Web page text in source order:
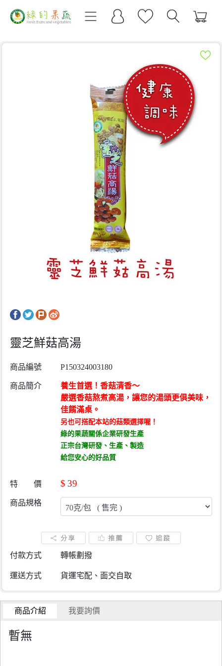
靈芝鮮菇高湯
商品編號 P150324003180
商品簡介
養生首選！香菇清香～
嚴選香菇熬煮高湯，讓您的湯頭更俱美味，
佳餚滿桌。
另也可搭配本站的菇類選擇喔！
綠的果蔬關係企業研發生產
正宗台灣研發、生產、製造
給您安心的好品質
特 價 $ 39
商品規格
付款方式 轉帳劃撥
運送方式 貨運宅配、面交自取
商品介紹 我要詢價
暫無